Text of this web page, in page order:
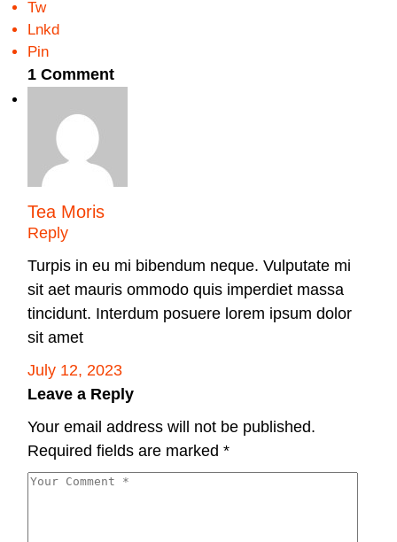
Tw
Lnkd
Pin
1 Comment
Tea Moris
Reply
Turpis in eu mi bibendum neque. Vulputate mi
sit aet mauris ommodo quis imperdiet massa
tincidunt. Interdum posuere lorem ipsum dolor
sit amet
July 12, 2023
Leave a Reply
Your email address will not be published.
Required fields are marked*